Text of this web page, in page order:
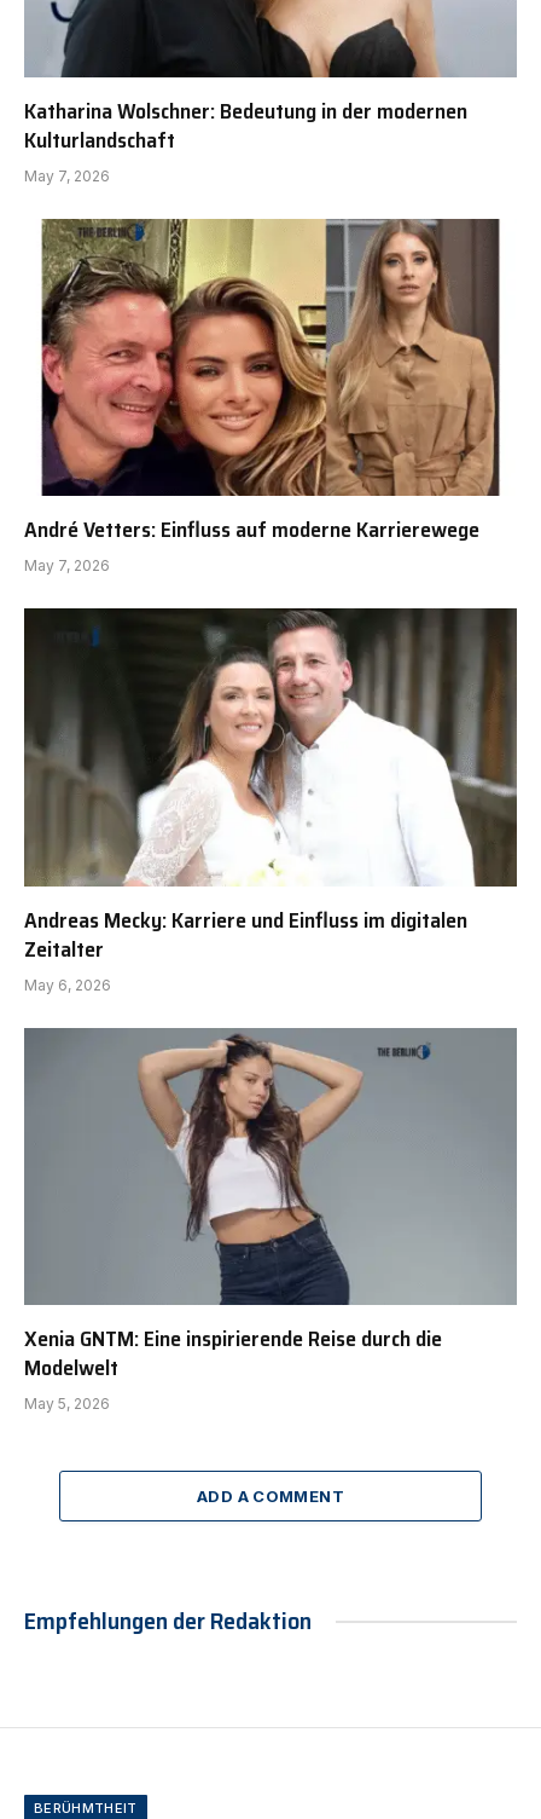
Katharina Wolschner: Bedeutung in der modernen
Kulturlandschaft
May 7, 2026
André Vetters: Einfluss auf moderne Karrierewege
May 7, 2026
Andreas Mecky: Karriere und Einfluss im digitalen
Zeitalter
May 6, 2026
Xenia GNTM: Eine inspirierende Reise durch die
Modelwelt
May 5, 2026
ADD A COMMENT
Empfehlungen der Redaktion
BERÜHMTHEIT